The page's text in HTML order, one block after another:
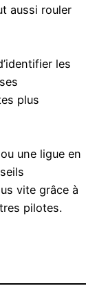
aussi rouler
les
plus
une ligue en
vite grâce à
pilotes.